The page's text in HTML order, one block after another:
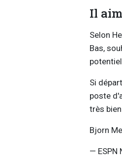
Il
Selon
Bas,
Si
poste
très
Bjorn
— ESPN